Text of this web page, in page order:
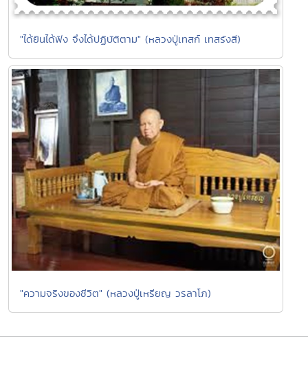
"ได้ยินได้ฟัง จึงได้ปฏิบัติตาม" (หลวงปู่เทสก์ เทสรังสี)
"ความจริงของชีวิต" (หลวงปู่เหรียญ วรลาโภ)